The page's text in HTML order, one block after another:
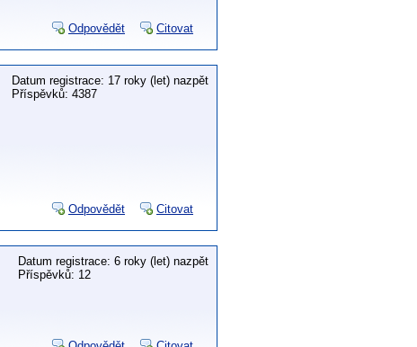
Odpovědět Citovat
Datum registrace: 17 roky (let) nazpět
Příspěvků: 4387
Odpovědět Citovat
Datum registrace: 6 roky (let) nazpět
Příspěvků: 12